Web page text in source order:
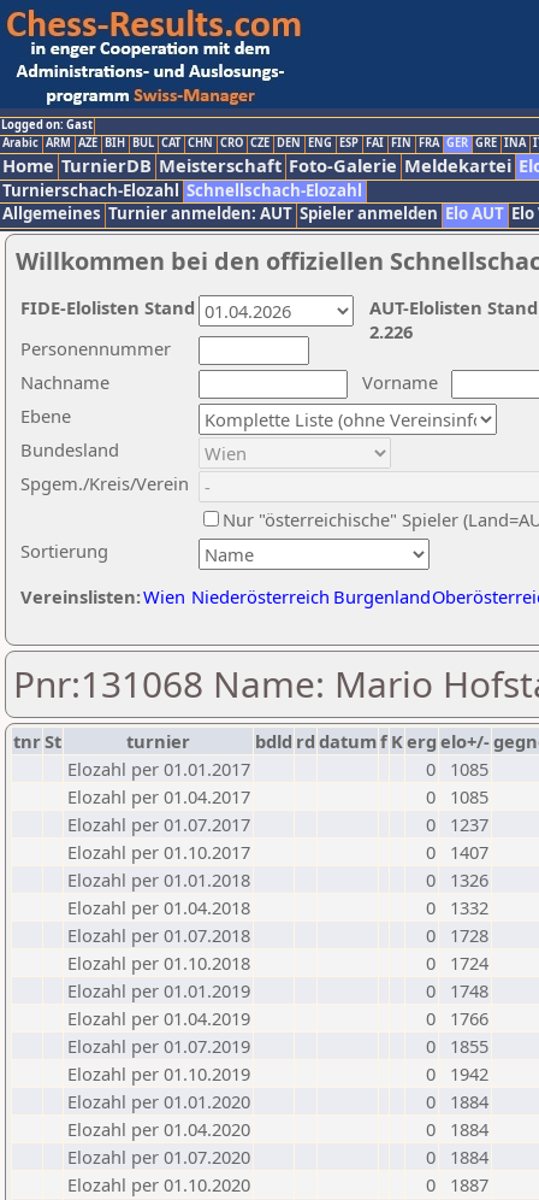
Logged on: Gast
Arabic ARM AZE BIH BUL CAT CHN CRO CZE DEN ENG ESP FAI FIN FRA GER GRE INA
Home TurnierDB Meisterschaft Foto-Galerie Meldekartei
Turnierschach-Elozahl Schnellschach-Elozahl
Allgemeines Turnier anmelden: AUT Spieler anmelden Elo AUT
Willkommen bei den offiziellen
Nachname
Vorname
Ebene
Sortierung
Personennummer
Bundesland
Spgem./Kreis/Verein
Nur "österreichische" Spieler
Vereinslisten:Wien Niederösterreich Burgenland
AUT-Elolisten
2.226
FIDE-Elolisten Stand
Pnr:131068 Name: Mario
tnrSt turnier bdld rd datumf Kerg elo+/-
Elozahl per 01.01.2017
0
1085
Elozahl per 01.04.2017
0
1085
Elozahl per 01.07.2017
0
1237
Elozahl per 01.10.2017
0
1407
Elozahl per 01.01.2018
0
1326
Elozahl per 01.04.2018
0
1332
Elozahl per 01.07.2018
0
1728
Elozahl per 01.10.2018
0
1724
Elozahl per 01.01.2019
0
1748
Elozahl per 01.04.2019
0
1766
Elozahl per 01.07.2019
0
1855
Elozahl per 01.10.2019
0
1942
Elozahl per 01.01.2020
0
1884
Elozahl per 01.04.2020
0
1884
Elozahl per 01.07.2020
0
1884
Elozahl per 01.10.2020
0
1887